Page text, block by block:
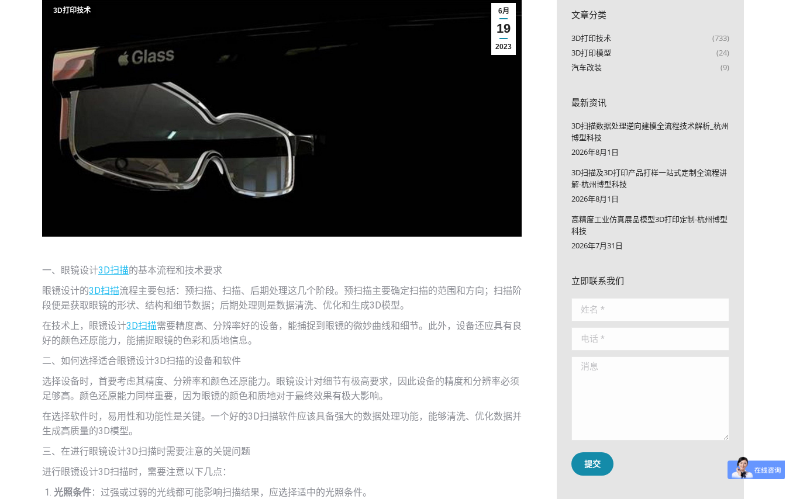
6月
19
2023
3D打印技术
一、眼镜设计3D扫描的基本流程和技术要求
眼镜设计的3D扫描流程主要包括：预扫描、扫描、后期处理这几个阶段。预扫描主要确定扫描的范围和方向；扫描阶
段便是获取眼镜的形状、结构和细节数据；后期处理则是数据清洗、优化和生成3D模型。
在技术上，眼镜设计3D扫描需要精度高、分辨率好的设备，能捕捉到眼镜的微妙曲线和细节。此外，设备还应具有良
好的颜色还原能力，能捕捉眼镜的色彩和质地信息。
二、如何选择适合眼镜设计3D扫描的设备和软件
选择设备时，首要考虑其精度、分辨率和颜色还原能力。眼镜设计对细节有极高要求，因此设备的精度和分辨率必须
足够高。颜色还原能力同样重要，因为眼镜的颜色和质地对于最终效果有极大影响。
在选择软件时，易用性和功能性是关键。一个好的3D扫描软件应该具备强大的数据处理功能，能够清洗、优化数据并
生成高质量的3D模型。
三、在进行眼镜设计3D扫描时需要注意的关键问题
进行眼镜设计3D扫描时，需要注意以下几点：
光照条件：过强或过弱的光线都可能影响扫描结果，应选择适中的光照条件。
文章分类
3D打印技术
(733)
3D打印模型
(24)
汽车改装
(9)
最新资讯
3D扫描数据处理逆向建模全流程技术解析_杭州
博型科技
2026年8月1日
3D扫描及3D打印产品打样一站式定制全流程讲
解-杭州博型科技
2026年8月1日
高精度工业仿真展品模型3D打印定制-杭州博型
科技
2026年7月31日
立即联系我们
姓名 *
电话 *
消息
提交